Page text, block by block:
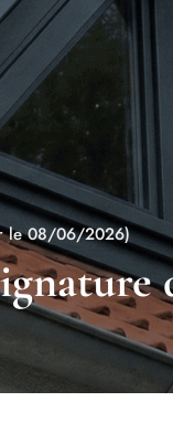
le 08/06/2026)